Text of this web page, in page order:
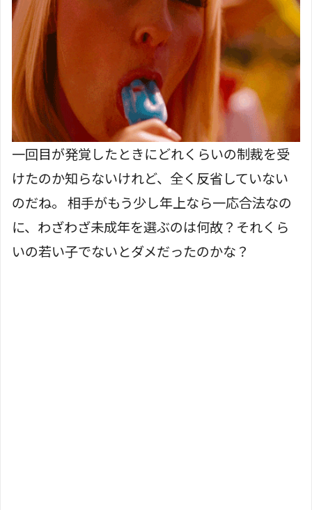
一回目が発覚したときにどれくらいの制裁を受
けたのか知らないけれど、全く反省していない
のだね。 相手がもう少し年上なら一応合法なの
に、わざわざ未成年を選ぶのは何故？それくら
いの若い子でないとダメだったのかな？